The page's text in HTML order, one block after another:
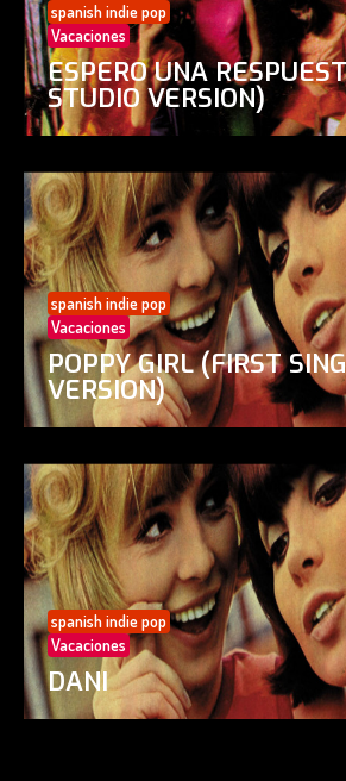
spanish indie pop
Vacaciones
ESPERO UNA
STUDIO VERSION)
spanish indie pop
Vacaciones
POPPY GIRL (FIRST
VERSION)
spanish indie pop
Vacaciones
DANI